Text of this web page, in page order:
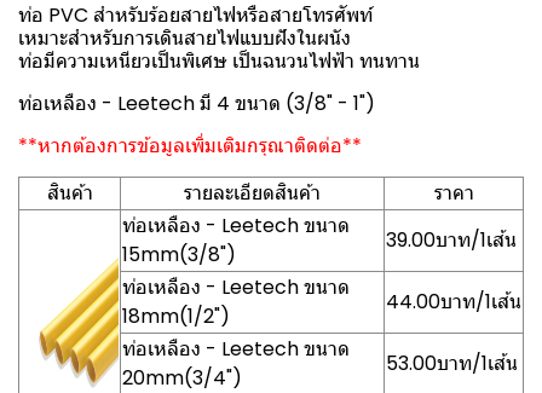
ท่อ PVC สำหรับร้อยสายไฟหรือสายโทรศัพท์
เหมาะสำหรับการเดินสายไฟแบบฝังในผนัง
ท่อมีความเหนียวเป็นพิเศษ เป็นฉนวนไฟฟ้า ทนทาน
ท่อเหลือง - Leetech มี 4 ขนาด (3/8" - 1")
**หากต้องการข้อมูลเพิ่มเติมกรุณาติดต่อ**
สินค้า
รายละเอียดสินค้า
ราคา
ท่อเหลือง - Leetech ขนาด
15mm(3/8")
39.00บาท/1เส้น
ท่อเหลือง - Leetech ขนาด
18mm(1/2")
44.00บาท/1เส้น
ท่อเหลือง - Leetech ขนาด
20mm(3/4")
53.00บาท/1เส้น